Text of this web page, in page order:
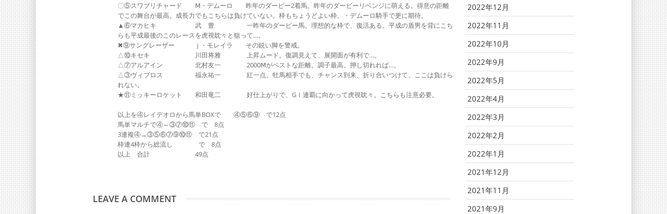
〇⑤スワブリチャード Ⅿ・デムーロ 昨年のダービー2着馬。昨年のダービーリベンジに萌える。得意の距離
でこの舞台が最高。成長力でもこちらは負けていない。枠もちょうどよい枠。・デムーロ騎手で更に期待。
▲⑥マカヒキ 武 豊 一昨年のダービー馬。理想的な枠で、復活ある。平成の盾男を背にこち
らも平成最後のこのレースを虎視眈々と狙って…。
✖⑨サングレーザー ｊ・モレイラ その鋭い脚を警戒。
△⑩キセキ 川田将雅 上昇ムード。復調見えて、展開面が有利で…。
△⑦アルアイン 北村友一 2000Ⅿがベストな距離。調子最高。押し切れれば…。
△③ヴィブロス 福永祐一 紅一点。牡馬相手でも、チャンス到来、折り合いつけて、ここは負けら
れない。
★⑪ミッキーロケット 和田竜二 好仕上がりで、GⅠ連覇に向かって虎視眈々。こちらも注意必要。
以上を④レイデオロから馬単BOXで ④⑤⑥⑨ で12点
馬単マルチで④⇔③⑦⑩⑪ で 8点
3連複④→③⑤⑥⑦⑨⑩⑪ で21点
枠連4枠から総流し で 8点
以上 合計 49点
LEAVE A COMMENT
2022年12月
2022年11月
2022年10月
2022年9月
2022年5月
2022年4月
2022年3月
2022年2月
2022年1月
2021年12月
2021年11月
2021年9月